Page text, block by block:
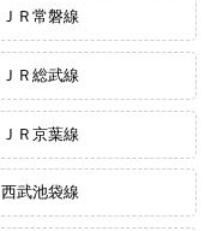
ＪＲ常磐線
ＪＲ総武線
ＪＲ京葉線
西武池袋線